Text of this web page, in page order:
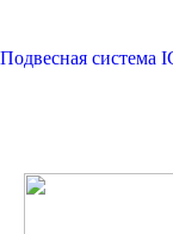
Подвесная система